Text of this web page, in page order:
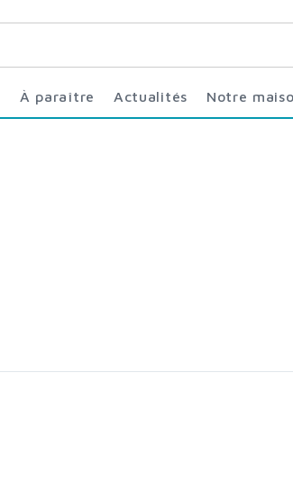
À paraître Actualités Notre